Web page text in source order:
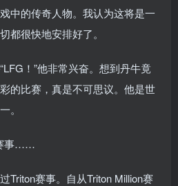
中的传奇人物。我认为这将是一
都很快地安排好了。
！”他非常兴奋。想到丹牛竟
的比赛，真是不可思议。他是世
。
事……
Triton赛事。自从Triton Million赛